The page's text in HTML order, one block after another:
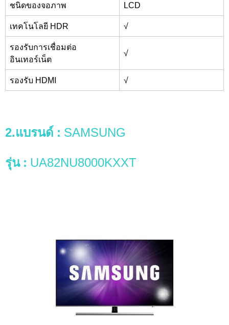
ชนิดของจอภาพ LCD
เทคโนโลยี HDR √
รองรับการเชื่อมต่อ
อินเทอร์เน็ต
√
รองรับ HDMI √
2.แบรนด์ : SAMSUNG
รุ่น : UA82NU8000KXXT